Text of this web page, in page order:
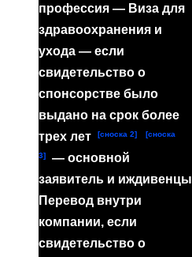
профессия — Виза для
здравоохранения и
ухода — если
свидетельство о
спонсорстве было
выдано на срок более
трех лет
[сноска 2] [сноска
3]
— основной
заявитель и иждивенцы
Перевод внутри
компании, если
свидетельство о